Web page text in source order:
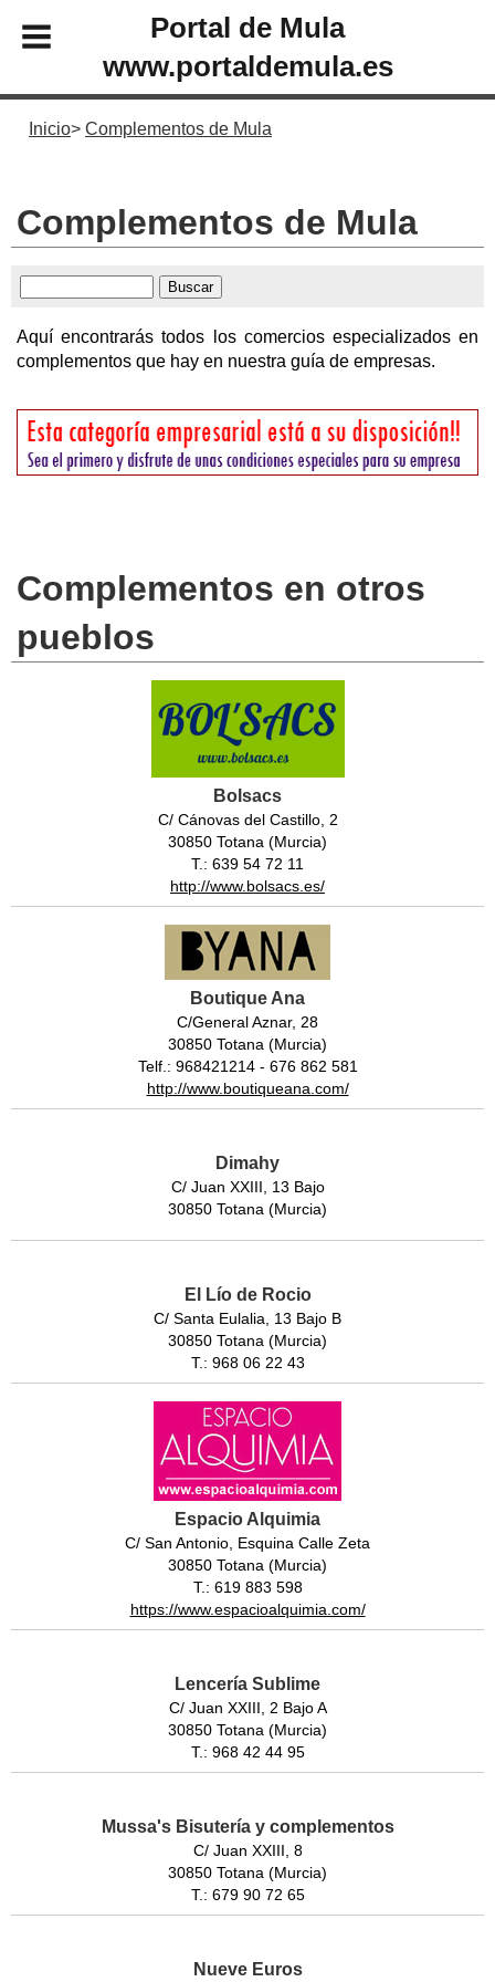
Portal de Mula
www.portaldemula.es
Inicio Complementos de Mula
Complementos de Mula
Aquí encontrarás todos los comercios especializados en
complementos que hay en nuestra guía de empresas.
Complementos en otros
pueblos
Bolsacs
C/ Cánovas del Castillo, 2
30850 Totana (Murcia)
T.: 639 54 72 11
http://www.bolsacs.es/
Boutique Ana
C/General Aznar, 28
30850 Totana (Murcia)
Telf.: 968421214 - 676 862 581
http://www.boutiqueana.com/
Dimahy
C/ Juan XXIII, 13 Bajo
30850 Totana (Murcia)
El Lío de Rocio
C/ Santa Eulalia, 13 Bajo B
30850 Totana (Murcia)
T.: 968 06 22 43
Espacio Alquimia
C/ San Antonio, Esquina Calle Zeta
30850 Totana (Murcia)
T.: 619 883 598
https://www.espacioalquimia.com/
Lencería Sublime
C/ Juan XXIII, 2 Bajo A
30850 Totana (Murcia)
T.: 968 42 44 95
Mussa's Bisutería y complementos
C/ Juan XXIII, 8
30850 Totana (Murcia)
T.: 679 90 72 65
Nueve Euros